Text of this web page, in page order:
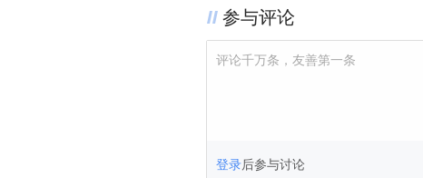
参与评论
评论千万条，友善第一条
登录后参与讨论